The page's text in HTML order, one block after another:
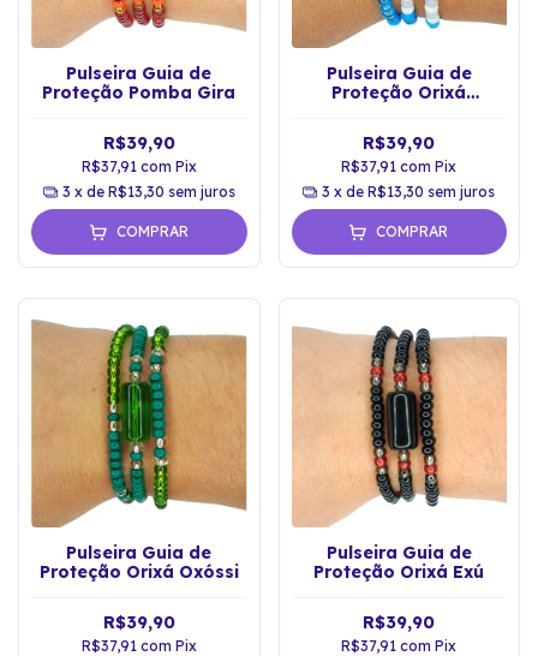
Pulseira Guia de
Proteção Pomba Gira
R$39,90
R$37,91 com Pix
3 x de R$13,30 sem juros
COMPRAR
Pulseira Guia de
Proteção Orixá
R$39,90
R$37,91com Pix
3 x deR$13,30 sem juros
COMPRAR
Pulseira Guia de
Proteção Orixá Oxóssi
R$39,90
R$37,91 com Pix
Pulseira Guia de
Proteção Orixá Exú
R$39,90
R$37,91com Pix